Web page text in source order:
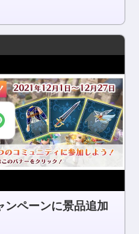
ンペーンに景品追加